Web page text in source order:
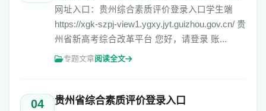
网址入口：贵州综合素质评价登录入口学生端
https://xgk-szpj-view1.ygxy.jyt.guizhou.gov.cn/ 贵
州省新高考综合改革平台 您好，请登录 账...
专题文章阅读全文
04 贵州省综合素质评价登录入口